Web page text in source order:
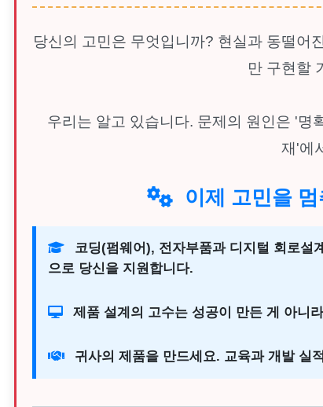
당신의 고민은 무엇입니까? 현실과 동떨어
만 구현할
우리는 알고 있습니다. 문제의 원인은 '명
재'에
이제 고민을
코딩(펌웨어), 전자부품과 디지털 회로설
으로 당신을 지원합니다.
제품 설계의 고수는 성공이 만든 게 아니
귀사의 제품을 만드세요. 교육과 개발 실